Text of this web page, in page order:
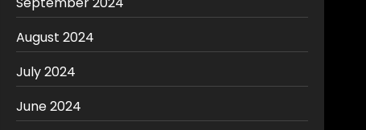
August 2024
July 2024
June 2024